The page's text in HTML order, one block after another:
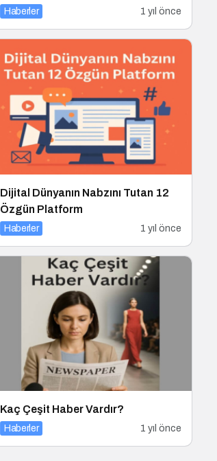
Haberler 1 yıl önce
Dijital Dünyanın Nabzını Tutan 12
Özgün Platform
Haberler 1 yıl önce
Kaç Çeşit Haber Vardır?
Haberler 1 yıl önce